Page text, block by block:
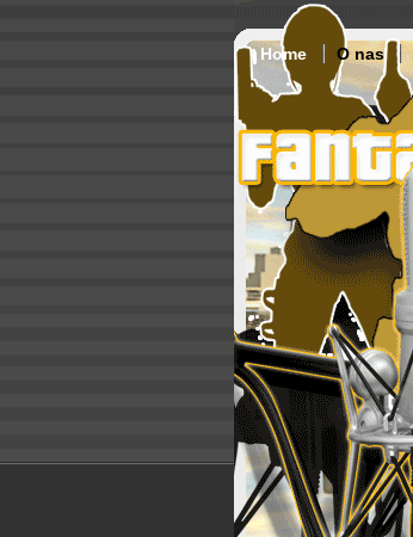
Home O nas